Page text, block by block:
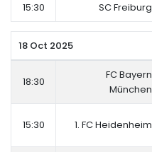
15:30 SC Freiburg
18 Oct 2025
18:30
FC Bayern
München
15:30 1. FC Heidenheim